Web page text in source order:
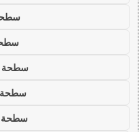
سطحة
سطحة
سطحة